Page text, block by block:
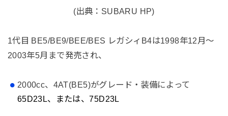
(出典：SUBARU HP)
1代目 BE5/BE9/BEE/BES レガシィB4は1998年12月～
2003年5月まで発売され、
2000cc、4AT(BE5)がグレード・装備によって
65D23L、または、75D23L